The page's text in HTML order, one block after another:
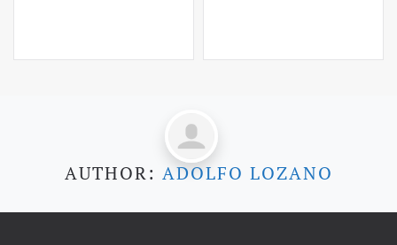
AUTHOR: ADOLFO LOZANO